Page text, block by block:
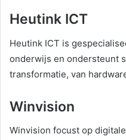
Heutink ICT
Heutink ICT is
onderwijs en ondersteunt
transformatie, van
Winvision
Winvision focust op